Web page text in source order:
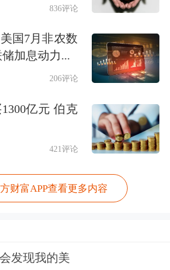
的基础在于完善的法治
表示，法治不仅体现在
贯穿于作为现代金融核
市场运行之中。当前，
设仍有待加强，资本市
市公司“埋雷”、中介机
，制约了市场的健康发
的根源在于违法成本低、
约束不足。为此，需系统
，从制度层面筑牢法治
市场信心。
836评论
国7月非农数
加息动力...
206评论
亿元 伯克
421评论
财富APP查看更多内容
发现我的美